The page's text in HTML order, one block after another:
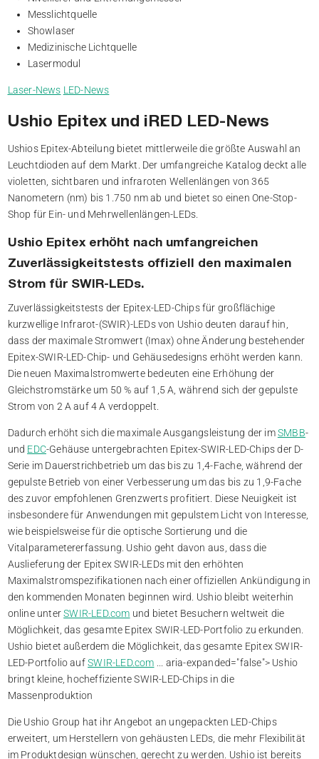
Messlichtquelle
Showlaser
Medizinische Lichtquelle
Lasermodul
Laser-News LED-News
Ushio Epitex und iRED LED-News
Ushios Epitex-Abteilung bietet mittlerweile die größte Auswahl an
Leuchtdioden auf dem Markt. Der umfangreiche Katalog deckt alle
violetten, sichtbaren und infraroten Wellenlängen von 365
Nanometern (nm) bis 1.750 nm ab und bietet so einen One-Stop-
Shop für Ein- und Mehrwellenlängen-LEDs.
Ushio Epitex erhöht nach umfangreichen
Zuverlässigkeitstests offiziell den maximalen
Strom für SWIR-LEDs.
Zuverlässigkeitstests der Epitex-LED-Chips für großflächige
kurzwellige Infrarot-(SWIR)-LEDs von Ushio deuten darauf hin,
dass der maximale Stromwert (Imax) ohne Änderung bestehender
Epitex-SWIR-LED-Chip- und Gehäusedesigns erhöht werden kann.
Die neuen Maximalstromwerte bedeuten eine Erhöhung der
Gleichstromstärke um 50 % auf 1,5 A, während sich der gepulste
Strom von 2 A auf 4 A verdoppelt.
Dadurch erhöht sich die maximale Ausgangsleistung der imSMBB-
und EDC-Gehäuse untergebrachten Epitex-SWIR-LED-Chips der D-
Serie im Dauerstrichbetrieb um das bis zu 1,4-Fache, während der
gepulste Betrieb von einer Verbesserung um das bis zu 1,9-Fache
des zuvor empfohlenen Grenzwerts profitiert. Diese Neuigkeit ist
insbesondere für Anwendungen mit gepulstem Licht von Interesse,
wie beispielsweise für die optische Sortierung und die
Vitalparametererfassung. Ushio geht davon aus, dass die
Auslieferung der Epitex SWIR-LEDs mit den erhöhten
Maximalstromspezifikationen nach einer offiziellen Ankündigung in
den kommenden Monaten beginnen wird. Ushio bleibt weiterhin
online unterSWIR-LED.com und bietet Besuchern weltweit die
Möglichkeit, das gesamte Epitex SWIR-LED-Portfolio zu erkunden.
Ushio bietet außerdem die Möglichkeit, das gesamte Epitex SWIR-
LED-Portfolio aufSWIR-LED.com ... aria-expanded="false"> Ushio
bringt kleine, hocheffiziente SWIR-LED-Chips in die
Massenproduktion
Die Ushio Group hat ihr Angebot an ungepackten LED-Chips
erweitert, um Herstellern von gehäusten LEDs, die mehr Flexibilität
im Produktdesign wünschen, gerecht zu werden. Ushio ist bereits